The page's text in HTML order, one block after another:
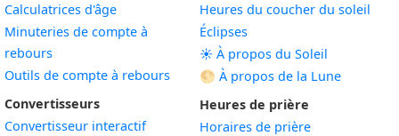
Calculatrices d'âge
Minuteries de compte à
rebours
Outils de compte à rebours
Convertisseurs
Convertisseur interactif
Heures du coucher du soleil
Éclipses
☀️ À propos du Soleil
🌕 À propos de la Lune
Heures de prière
Horaires de prière